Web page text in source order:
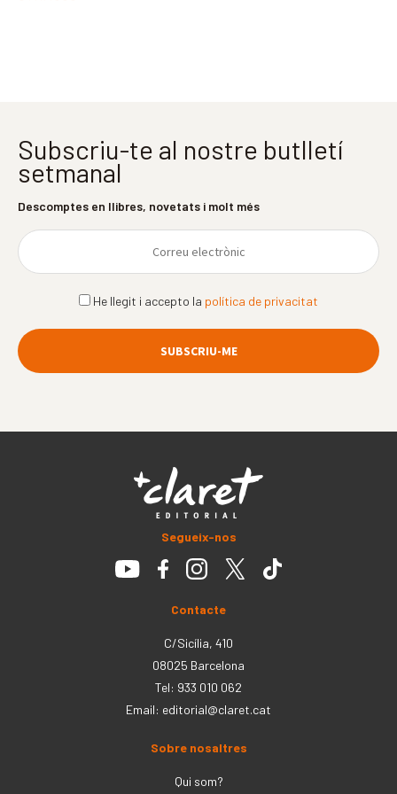
Subscriu-te al nostre butlletí
setmanal
Descomptes en llibres, novetats i molt més
He llegit i accepto la política de privacitat
Segueix-nos
Contacte
C/Sicília, 410
08025 Barcelona
Tel: 933 010 062
Email: editorial@claret.cat
Sobre nosaltres
Qui som?